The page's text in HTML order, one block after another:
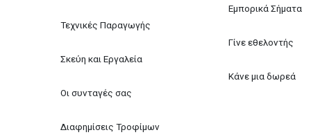
Τεχνικές Παραγωγής
Σκεύη και Εργαλεία
Οι συνταγές σας
Διαφημίσεις Τροφίμων
Εμπορικά Σήματα
Γίνε εθελοντής
Κάνε μια δωρεά